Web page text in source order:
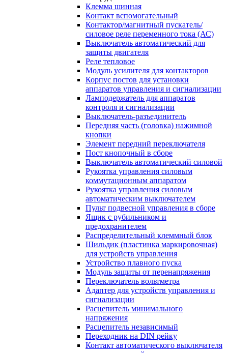
Клемма шинная
Контакт вспомогательный
Контактор/магнитный пускатель/
силовое реле переменного тока (АС)
Выключатель автоматический для
защиты двигателя
Реле тепловое
Модуль усилителя для контакторов
Корпус постов для установки
аппаратов управления и сигнализации
Ламподержатель для аппаратов
контроля и сигнализации
Выключатель-разъединитель
Передняя часть (головка) нажимной
кнопки
Элемент передний переключателя
Пост кнопочный в сборе
Выключатель автоматический силовой
Рукоятка управления силовым
коммутационным аппаратом
Рукоятка управления силовым
автоматическим выключателем
Пульт подвесной управления в сборе
Ящик с рубильником и
предохранителем
Распределительный клеммный блок
Шильдик (пластинка маркировочная)
для устройств управления
Устройство плавного пуска
Модуль защиты от перенапряжения
Переключатель вольтметра
Адаптер для устройств управления и
сигнализации
Расцепитель минимального
напряжения
Расцепитель независимый
Переходник на DIN рейку
Контакт автоматического выключателя